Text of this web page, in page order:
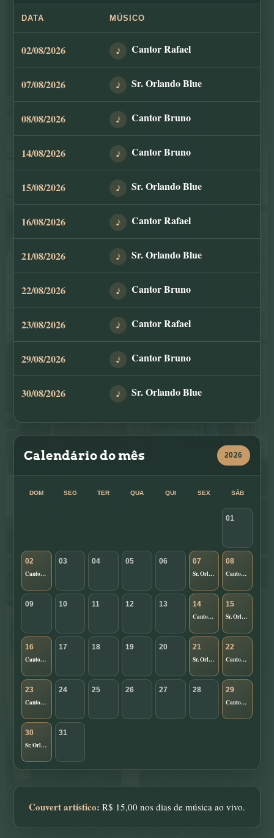
DATA MÚSICO
02/08/2026 ♪ Cantor Rafael
07/08/2026 ♪ Sr. Orlando Blue
08/08/2026 ♪ Cantor Bruno
14/08/2026 ♪ Cantor Bruno
15/08/2026 ♪ Sr. Orlando Blue
16/08/2026 ♪ Cantor Rafael
21/08/2026 ♪ Sr. Orlando Blue
22/08/2026 ♪ Cantor Bruno
23/08/2026 ♪ Cantor Rafael
29/08/2026 ♪ Cantor Bruno
30/08/2026 ♪ Sr. Orlando Blue
Calendário do mês 2026
DOM SEG TER QUA QUI SEX SÁB
01
02
Cantor Rafael
03 04 05 06 07
Sr. Orlando Blue
08
Cantor Bruno
09 10 11 12 13 14
Cantor Bruno
15
Sr. Orlando Blue
16
Cantor Rafael
17 18 19 20 21
Sr. Orlando Blue
22
Cantor Bruno
23
Cantor Rafael
24 25 26 27 28 29
Cantor Bruno
30
Sr. Orlando Blue
31
Couvert artístico: R$ 15,00 nos dias de música ao vivo.